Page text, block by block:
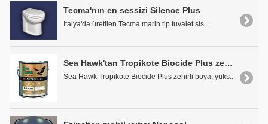
Tecma'nın en sessizi Silence Plus
İtalya'da üretilen Tecma marin tip tuvalet sis..
Sea Hawk'tan Tropikote Biocide Plus zehirli
Sea Hawk Tropikote Biocide Plus zehirli boya, yüks..